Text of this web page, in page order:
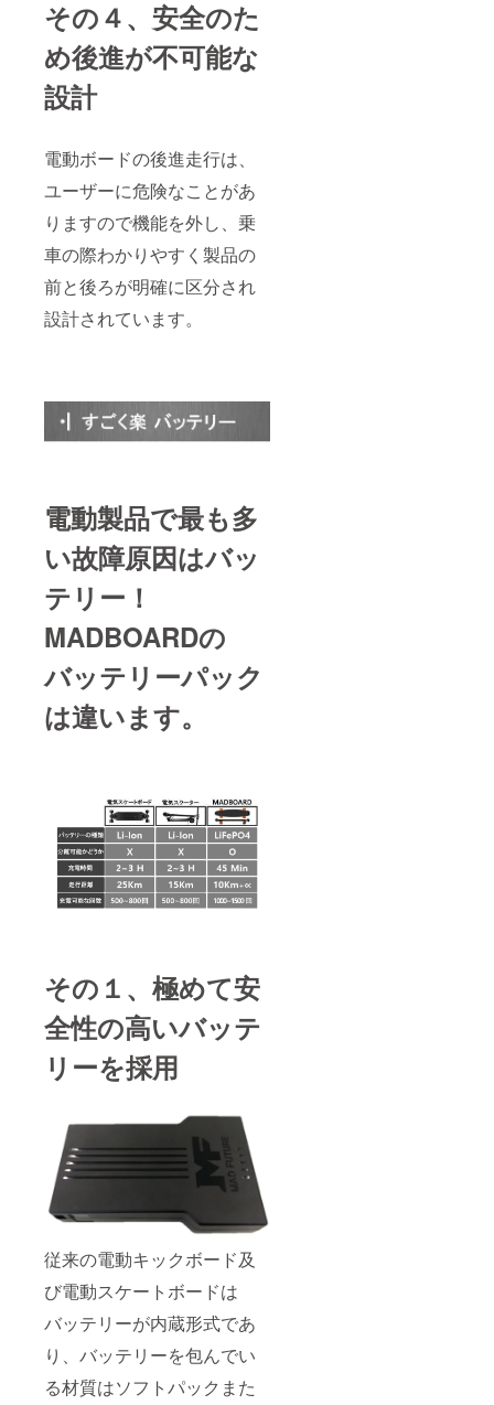
その４、安全のた
め後進が不可能な
設計
電動ボードの後進走行は、
ユーザーに危険なことがあ
りますので機能を外し、乗
車の際わかりやすく製品の
前と後ろが明確に区分され
設計されています。
電動製品で最も多
い故障原因はバッ
テリー！
MADBOARDの
バッテリーパック
は違います。
その１、極めて安
全性の高いバッテ
リーを採用
従来の電動キックボード及
び電動スケートボードは
バッテリーが内蔵形式であ
り、バッテリーを包んでい
る材質はソフトパックまた